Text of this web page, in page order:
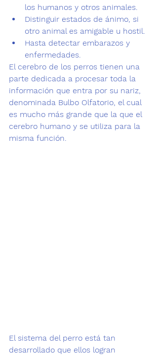
los humanos y otros animales.
Distinguir estados de ánimo, si
otro animal es amigable u hostil.
Hasta detectar embarazos y
enfermedades.
El cerebro de los perros tienen una
parte dedicada a procesar toda la
información que entra por su nariz,
denominada Bulbo Olfatorio, el cual
es mucho más grande que la que el
cerebro humano y se utiliza para la
misma función.
El sistema del perro está tan
desarrollado que ellos logran